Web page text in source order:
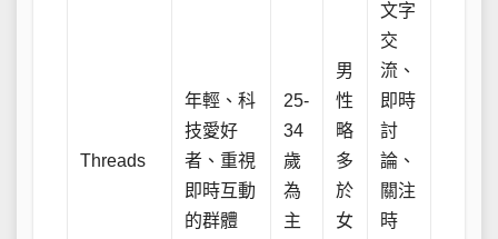
Threads
年輕、科
技愛好
者、重視
即時互動
的群體
25-
34
歲
為
主
男
性
略
多
於
女
文字
交
流、
即時
討
論、
關注
時